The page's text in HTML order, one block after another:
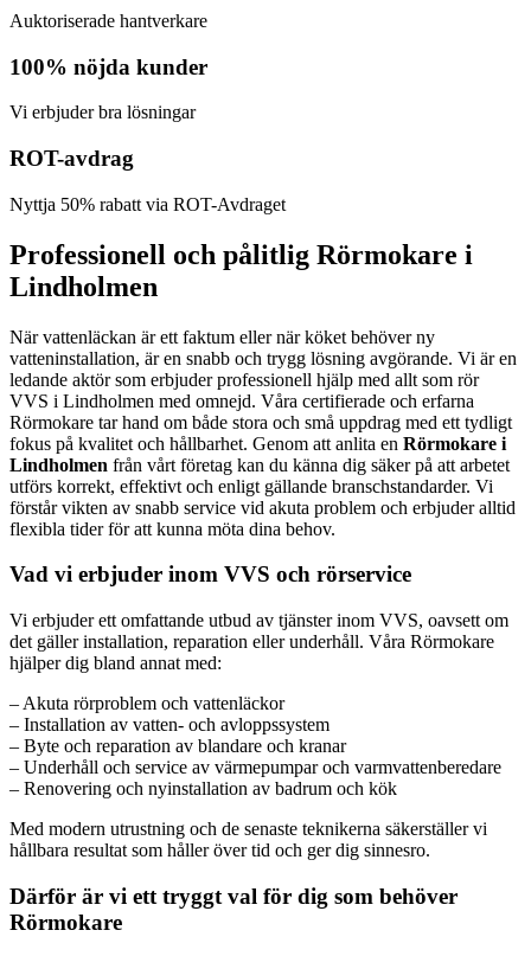
Auktoriserade hantverkare
100% nöjda kunder
Vi erbjuder bra lösningar
ROT-avdrag
Nyttja 50% rabatt via ROT-Avdraget
Professionell och pålitlig Rörmokare i
Lindholmen
När vattenläckan är ett faktum eller när köket behöver ny
vatteninstallation, är en snabb och trygg lösning avgörande. Vi är en
ledande aktör som erbjuder professionell hjälp med allt som rör
VVS i Lindholmen med omnejd. Våra certifierade och erfarna
Rörmokare tar hand om både stora och små uppdrag med ett tydligt
fokus på kvalitet och hållbarhet. Genom att anlita en Rörmokare i
Lindholmen från vårt företag kan du känna dig säker på att arbetet
utförs korrekt, effektivt och enligt gällande branschstandarder. Vi
förstår vikten av snabb service vid akuta problem och erbjuder alltid
flexibla tider för att kunna möta dina behov.
Vad vi erbjuder inom VVS och rörservice
Vi erbjuder ett omfattande utbud av tjänster inom VVS, oavsett om
det gäller installation, reparation eller underhåll. Våra Rörmokare
hjälper dig bland annat med:
– Akuta rörproblem och vattenläckor
– Installation av vatten- och avloppssystem
– Byte och reparation av blandare och kranar
– Underhåll och service av värmepumpar och varmvattenberedare
– Renovering och nyinstallation av badrum och kök
Med modern utrustning och de senaste teknikerna säkerställer vi
hållbara resultat som håller över tid och ger dig sinnesro.
Därför är vi ett tryggt val för dig som behöver
Rörmokare